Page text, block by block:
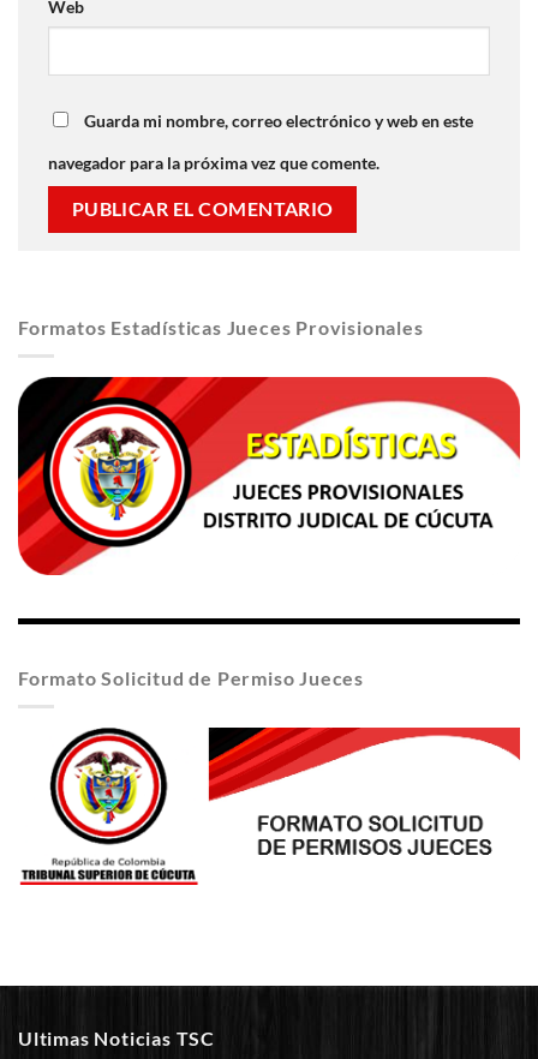
Web
Guarda mi nombre, correo electrónico y web en este
navegador para la próxima vez que comente.
Formatos Estadísticas Jueces Provisionales
Formato Solicitud de Permiso Jueces
Ultimas Noticias TSC